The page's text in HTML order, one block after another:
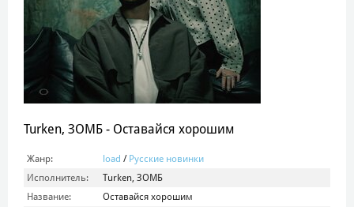
Turken, ЗОМБ - Оставайся хорошим
Жанр: load / Русские новинки
Исполнитель:
Turken, ЗОМБ
Название:
Оставайся хорошим